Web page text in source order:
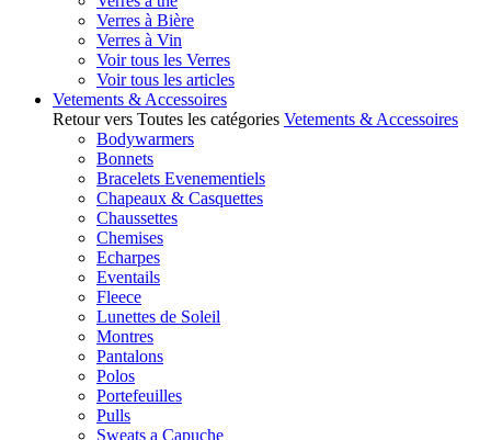
Verres à Bière
Verres à Vin
Voir tous les Verres
Voir tous les articles
Vetements & Accessoires
Retour vers Toutes les catégories Vetements & Accessoires
Bodywarmers
Bonnets
Bracelets Evenementiels
Chapeaux & Casquettes
Chaussettes
Chemises
Echarpes
Eventails
Fleece
Lunettes de Soleil
Montres
Pantalons
Polos
Portefeuilles
Pulls
Sweats a Capuche